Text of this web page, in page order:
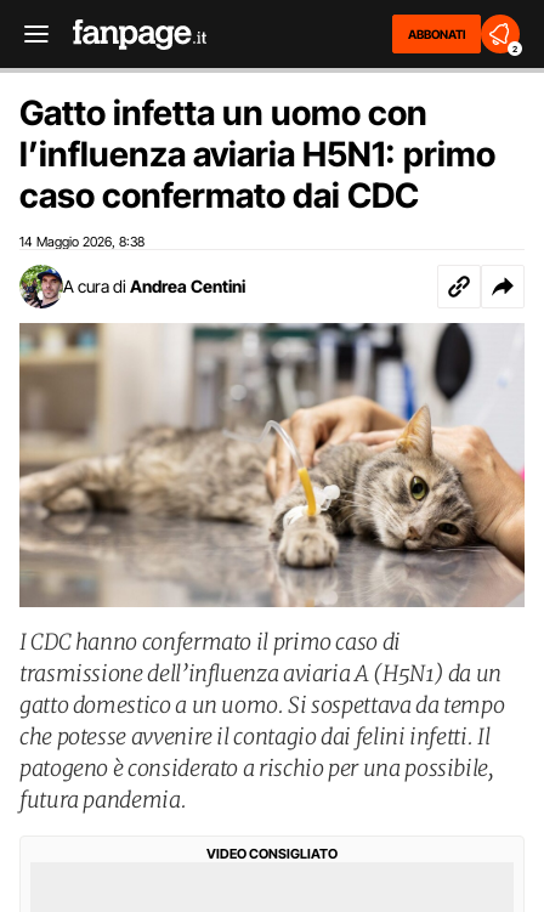
ABBONATI
2
Gatto infetta un uomo con
l’influenza aviaria H5N1: primo
caso confermato dai CDC
14 Maggio 2026 8:38
A cura di Andrea Centini
I CDC hanno confermato il primo caso di
trasmissione dell’influenza aviaria A (H5N1) da un
gatto domestico a un uomo. Si sospettava da tempo
che potesse avvenire il contagio dai felini infetti. Il
patogeno è considerato a rischio per una possibile,
futura pandemia.
VIDEO CONSIGLIATO